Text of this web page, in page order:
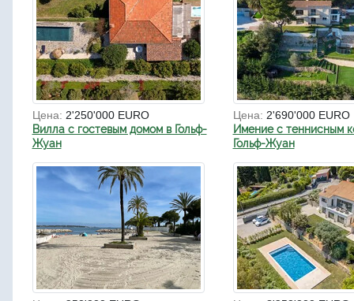
Цена: 2'250'000 EURO
Вилла с гостевым домом в Гольф-
Жуан
Цена: 2'690'000 EURO
Имение с теннисным
Гольф-Жуан